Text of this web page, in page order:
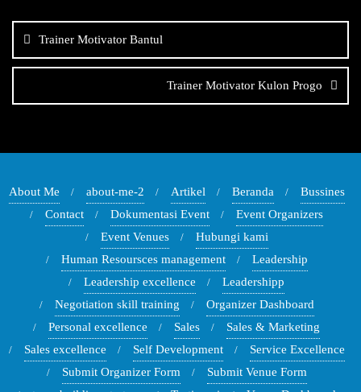
posTrainer Motivator Bantul
Trainer Motivator Kulon Progo
About Me about-me-2 Artikel Beranda
Bussines
Contact
Dokumentasi Event
Event Organizers
Event Venues
Hubungi kami
Human Resoursces management
Leadership
Leadership excellence
Leadershipp
Negotiation skill training
Organizer Dashboard
Personal excellence
Sales
Sales & Marketing
Sales excellence
Self Development
Service Excellence
Submit Organizer Form
Submit Venue Form